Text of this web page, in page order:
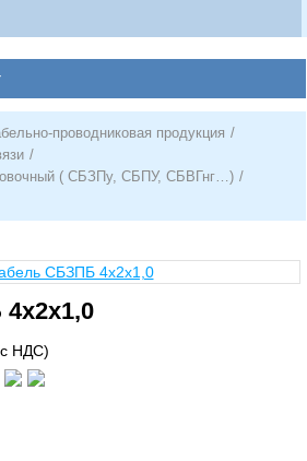
проводниковая продукция /
/
( СБЗПу, СБПУ, СБВГнг…) /
НДС)